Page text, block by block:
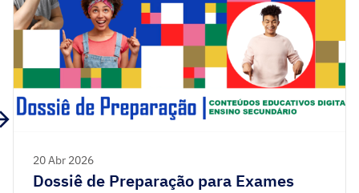
20 Abr 2026
Dossiê de Preparação para Exames